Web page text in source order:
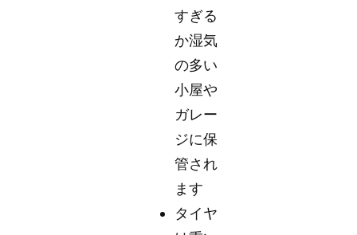
すぎる
か湿気
の多い
小屋や
ガレー
ジに保
管され
ます
タイヤ